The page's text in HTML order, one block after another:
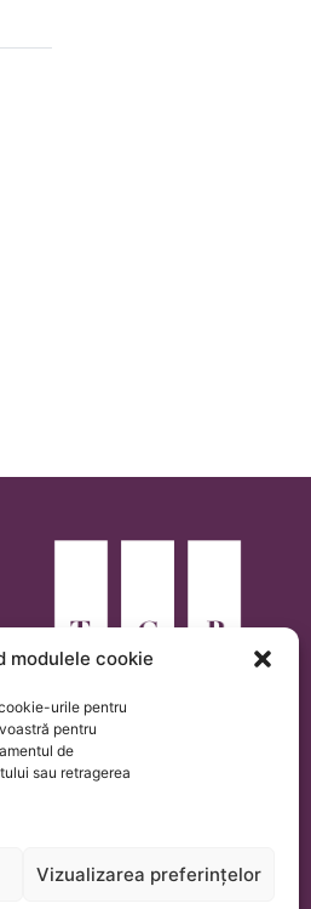
modulele cookie
urile pentru
pentru
de
sau retragerea
Vizualizarea preferințelor